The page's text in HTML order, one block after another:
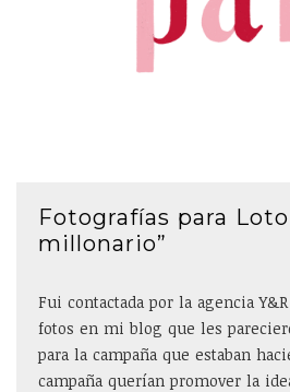
Fotografías para Loto
millonario”
Fui contactada por la agencia
fotos en mi blog que les
para la campaña que estaban
campaña querían promover la